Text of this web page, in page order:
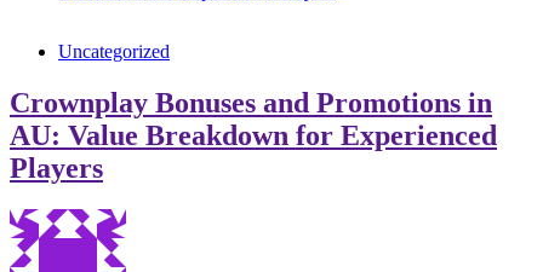
Uncategorized
Crownplay Bonuses and Promotions in
AU: Value Breakdown for Experienced
Players